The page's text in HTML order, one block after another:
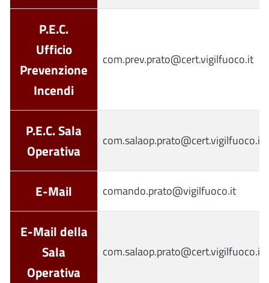
P.E.C.
Ufficio
Prevenzione
Incendi
com.prev.prato@cert.vigilfuoco.it
P.E.C. Sala
Operativa
com.salaop.prato@cert.vigilfuoco.it
E-Mail comando.prato@vigilfuoco.it
E-Mail della
Sala
Operativa
com.salaop.prato@cert.vigilfuoco.it